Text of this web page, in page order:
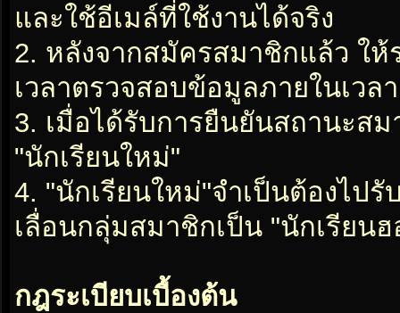
และใช้อีเมล์ที่ใช้งานได้จริง
2. หลังจากสมัครสมาชิกแล้ว ใ
เวลาตรวจสอบข้อมูลภายในเว
3. เมื่อได้รับการยืนยันสถานะส
"นักเรียนใหม่"
4. "นักเรียนใหม่"จำเป็นต้องไป
เลื่อนกลุ่มสมาชิกเป็น "นักเรียน
กฎระเบียบเบื้องต้น